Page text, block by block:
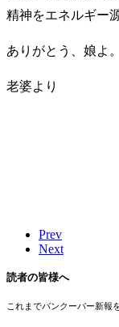
精神をエネルギー
ありがとう、娘よ
老婆より
Prev
Next
読者の皆様へ
これまでバンクーバー新報